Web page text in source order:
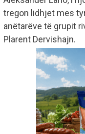
tregon lidhjet mes
anëtarëve të grupit
Plarent Dervishajn.